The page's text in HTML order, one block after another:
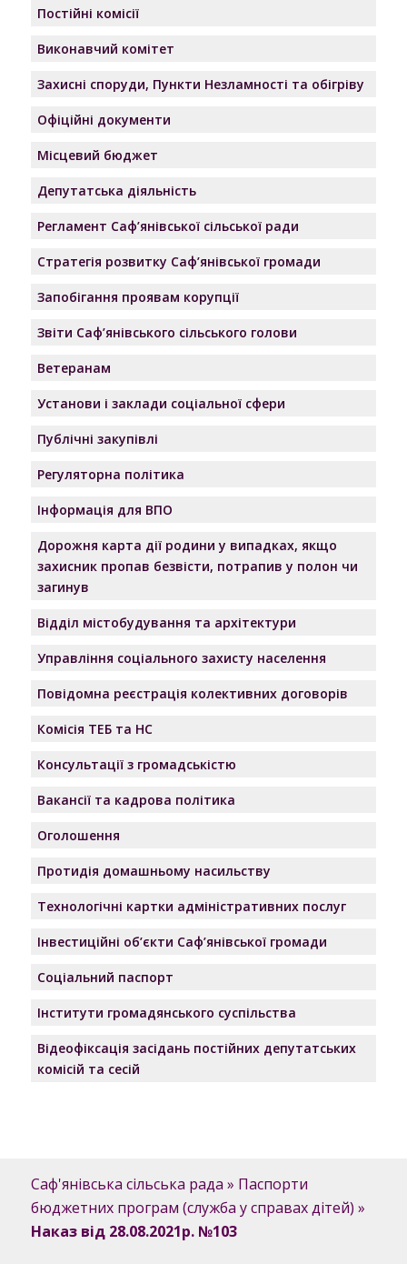
Постійні комісії
Виконавчий комітет
Захисні споруди, Пункти Незламності та обігріву
Офіційні документи
Місцевий бюджет
Депутатська діяльність
Регламент Саф’янівської сільської ради
Стратегія розвитку Саф’янівської громади
Запобігання проявам корупції
Звіти Саф’янівського сільського голови
Ветеранам
Установи і заклади соціальної сфери
Публічні закупівлі
Регуляторна політика
Інформація для ВПО
Дорожня карта дії родини у випадках, якщо
захисник пропав безвісти, потрапив у полон чи
загинув
Відділ містобудування та архітектури
Управління соціального захисту населення
Повідомна реєстрація колективних договорів
Комісія ТЕБ та НС
Консультації з громадськістю
Вакансії та кадрова політика
Оголошення
Протидія домашньому насильству
Технологічні картки адміністративних послуг
Інвестиційні об’єкти Саф’янівської громади
Соціальний паспорт
Інститути громадянського суспільства
Відеофіксація засідань постійних депутатських
комісій та сесій
Саф'янівська сільська рада » Паспорти
бюджетних програм (служба у справах дітей) »
Наказ від 28.08.2021р. №103